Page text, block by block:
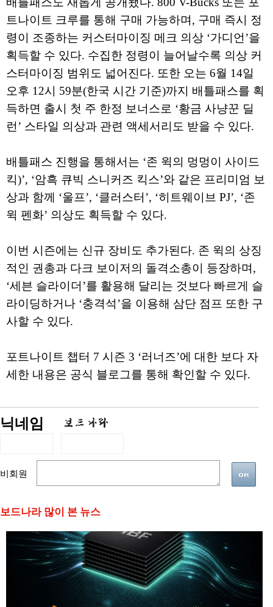
트나이트 크루를 통해 구매 가능하며, 구매 즉시 정
령이 조종하는 커스터마이징 메크 의상 ‘가디언’을
획득할 수 있다. 수집한 정령이 늘어날수록 의상 커
스터마이징 범위도 넓어진다. 또한 오는 6월 14일
오후 12시 59분(한국 시간 기준)까지 배틀패스를 획
득하면 출시 첫 주 한정 보너스로 ‘황금 사냥꾼 딜
런’ 스타일 의상과 관련 액세서리도 받을 수 있다.
배틀패스 진행을 통해서는 ‘존 윅의 멍멍이 사이드
킥)’, ‘암흑 큐빅 스니커즈 킥스’와 같은 프리미엄 보
상과 함께 ‘울프’, ‘클러스터’, ‘히트웨이브 PJ’, ‘존
윅 펜화’ 의상도 획득할 수 있다.
이번 시즌에는 신규 장비도 추가된다. 존 윅의 상징
적인 권총과 다크 보이저의 돌격소총이 등장하며,
‘세븐 슬라이더’를 활용해 달리는 것보다 빠르게 슬
라이딩하거나 ‘충격석’을 이용해 삼단 점프 또한 구
사할 수 있다.
포트나이트 챕터 7 시즌 3 ‘러너즈’에 대한 보다 자
세한 내용은 공식 블로그를 통해 확인할 수 있다.
닉네임
비회원
보드나라 많이 본 뉴스